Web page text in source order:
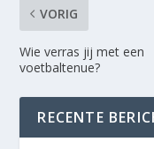
VORIG
Wie verras jij met een
voetbaltenue?
RECENTE